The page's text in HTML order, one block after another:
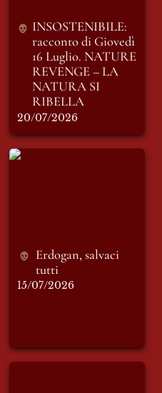
INSOSTENIBILE:
racconto di Giovedì
16 Luglio. NATURE
REVENGE – LA
NATURA SI
RIBELLA
20/07/2026
Erdogan, salvaci
Erdogan, salvaci
tutti
15/07/2026